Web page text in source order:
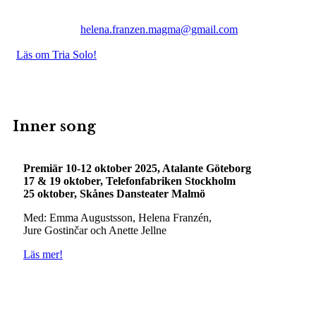
helena.franzen.magma@gmail.com
Läs om Tria Solo!
Inner song
Premiär 10-12 oktober 2025, Atalante Göteborg
17 & 19 oktober, Telefonfabriken Stockholm
25 oktober, Skånes Dansteater Malmö
Med: Emma Augustsson, Helena Franzén,
Jure Gostinčar och Anette Jellne
Läs mer!